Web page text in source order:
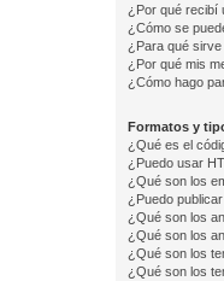
¿Por qué recibí
¿Cómo se
¿Para qué
¿Por qué mis
¿Cómo hago
Formatos y
¿Qué es el
¿Puedo usar
¿Qué son los
¿Puedo
¿Qué son los
¿Qué son los
¿Qué son los
¿Qué son los